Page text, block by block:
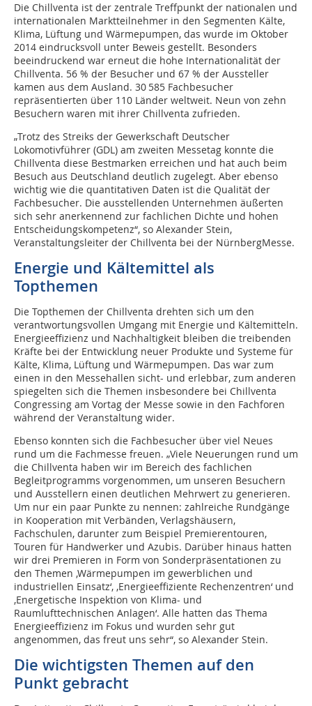
Die Chillventa ist der zentrale Treffpunkt der nationalen und
internationalen Marktteilnehmer in den Segmenten Kälte,
Klima, Lüftung und Wärmepumpen, das wurde im Oktober
2014 eindrucksvoll unter Beweis gestellt. Besonders
beeindruckend war erneut die hohe Internationalität der
Chillventa. 56 % der Besucher und 67 % der Aussteller
kamen aus dem Ausland. 30 585 Fachbesucher
repräsentierten über 110 Länder weltweit. Neun von zehn
Besuchern waren mit ihrer Chillventa zufrieden.
„Trotz des Streiks der Gewerkschaft Deutscher
Lokomotivführer (GDL) am zweiten Messetag konnte die
Chillventa diese Bestmarken erreichen und hat auch beim
Besuch aus Deutschland deutlich zugelegt. Aber ebenso
wichtig wie die quantitativen Daten ist die Qualität der
Fachbesucher. Die ausstellenden Unternehmen äußerten
sich sehr anerkennend zur fachlichen Dichte und hohen
Entscheidungskompetenz“, so Alexander Stein,
Veranstaltungsleiter der Chillventa bei der NürnbergMesse.
Energie und Kältemittel als
Topthemen
Die Topthemen der Chillventa drehten sich um den
verantwortungsvollen Umgang mit Energie und Kältemitteln.
Energieeffizienz und Nachhaltigkeit bleiben die treibenden
Kräfte bei der Entwicklung neuer Produkte und Systeme für
Kälte, Klima, Lüftung und Wärmepumpen. Das war zum
einen in den Messehallen sicht- und erlebbar, zum anderen
spiegelten sich die Themen insbesondere bei Chillventa
Congressing am Vortag der Messe sowie in den Fachforen
während der Veranstaltung wider.
Ebenso konnten sich die Fachbesucher über viel Neues
rund um die Fachmesse freuen. „Viele Neuerungen rund um
die Chillventa haben wir im Bereich des fachlichen
Begleitprogramms vorgenommen, um unseren Besuchern
und Ausstellern einen deutlichen Mehrwert zu generieren.
Um nur ein paar Punkte zu nennen: zahlreiche Rundgänge
in Kooperation mit Verbänden, Verlagshäusern,
Fachschulen, darunter zum Beispiel Premierentouren,
Touren für Handwerker und Azubis. Darüber hinaus hatten
wir drei Premieren in Form von Sonderpräsentationen zu
den Themen ‚Wärmepumpen im gewerblichen und
industriellen Einsatz‘, ‚Energieeffiziente Rechenzentren‘ und
‚Energetische Inspektion von Klima- und
Raumlufttechnischen Anlagen‘. Alle hatten das Thema
Energieeffizienz im Fokus und wurden sehr gut
angenommen, das freut uns sehr“, so Alexander Stein.
Die wichtigsten Themen auf den
Punkt gebracht